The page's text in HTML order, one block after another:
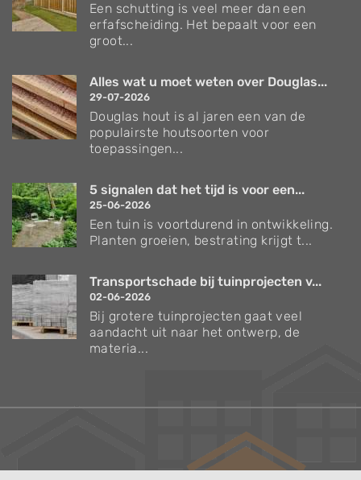
Een schutting is veel meer dan een
erfafscheiding. Het bepaalt voor een
groot...
Alles wat u moet weten over Douglas...
29-07-2026
Douglas hout is al jaren een van de
populairste houtsoorten voor
toepassingen...
5 signalen dat het tijd is voor een...
25-06-2026
Een tuin is voortdurend in ontwikkeling.
Planten groeien, bestrating krijgt t...
Transportschade bij tuinprojecten v...
02-06-2026
Bij grotere tuinprojecten gaat veel
aandacht uit naar het ontwerp, de
materia...